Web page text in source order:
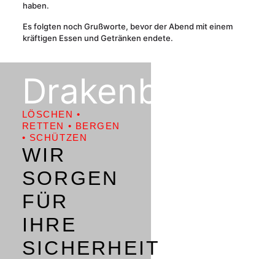
haben.
Es folgten noch Grußworte, bevor der Abend mit einem
kräftigen Essen und Getränken endete.
Drakenburg
LÖSCHEN •
RETTEN • BERGEN
• SCHÜTZEN
WIR
SORGEN
FÜR
IHRE
SICHERHEIT